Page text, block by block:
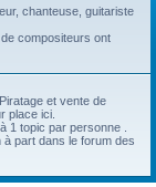
chanteuse, guitariste
compositeurs ont
et vente de
place ici.
1 topic par personne .
part dans le forum des